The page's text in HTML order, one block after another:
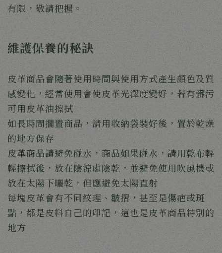
有限，敬請把握。
維護保養的秘訣
皮革商品會隨著使用時間與使用方式產生顏色及質
感變化，經常使用會使皮革光澤度變好，若有髒污
可用皮革油擦拭
如長時間擱置商品，請用收納袋裝好後，置於乾燥
的地方保存
皮革商品請避免碰水，商品如果碰水，請用乾布輕
輕擦拭後，放在陰涼處陰乾，並避免使用吹風機或
放在太陽下曬乾，但應避免太陽直射
每塊皮革會有不同紋理、皺摺，甚至是傷疤或斑
點，都是皮料自己的印記，這也是皮革商品特別的
地方